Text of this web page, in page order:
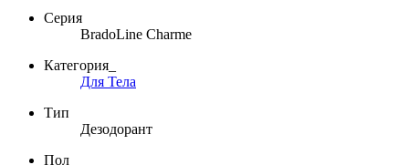
Серия
BradoLine Charme
Категория_
Для Тела
Тип
Дезодорант
Пол